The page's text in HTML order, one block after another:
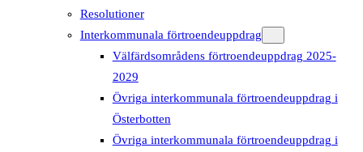
Resolutioner
Interkommunala förtroendeuppdrag
Välfärdsområdens förtroendeuppdrag 2025-
2029
Övriga interkommunala förtroendeuppdrag i
Österbotten
Övriga interkommunala förtroendeuppdrag i